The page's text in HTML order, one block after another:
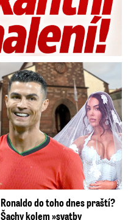
Ronaldo do toho dnes praští?
Šachy kolem »svatby